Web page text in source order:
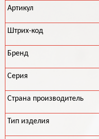
Артикул
Штрих-код
Бренд
Серия
Страна производитель
Тип изделия